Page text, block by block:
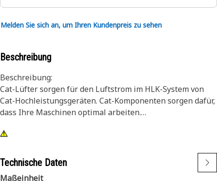
Melden Sie sich an, um Ihren Kundenpreis zu sehen
Beschreibung
Beschreibung:
Cat-Lüfter sorgen für den Luftstrom im HLK-System von
Cat-Hochleistungsgeräten. Cat-Komponenten sorgen dafür,
dass Ihre Maschinen optimal arbeiten.
Merkmale:
• CW-Rotation
Technische Daten
Maßeinheit